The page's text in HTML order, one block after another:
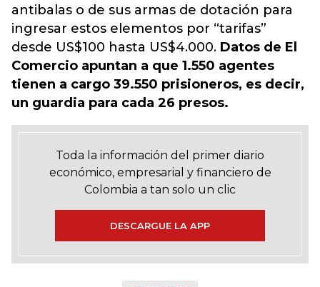
antibalas o de sus armas de dotación para
ingresar estos elementos por “tarifas”
desde US$100 hasta US$4.000. Datos de El
Comercio apuntan a que 1.550 agentes
tienen a cargo 39.550 prisioneros, es decir,
un guardia para cada 26 presos.
Toda la información del primer diario
económico, empresarial y financiero de
Colombia a tan solo un clic
DESCARGUE LA APP